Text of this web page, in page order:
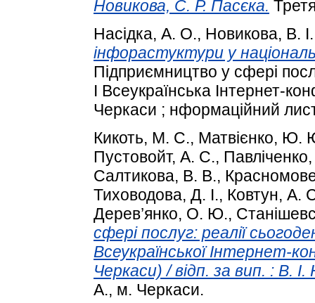
Новикова, С. Р. Пасєка.
Насідка, А. О., Новикова, В. І.
інфорастуктури у
Підприємництво у сфері
І Всеукраїнська Інтернет-
Черкаси ; нформаційний
Кикоть, М. С., Матвієнко, Ю.
Пустовойт, А. С.,
Салтикова, В. В.,
Тиховодова, Д. І., Ковтун, А.
Дерев’янко, О. Ю.,
сфері послуг: реалії
Всеукраїнської Інтернет-
Черкаси) / відп. за вип. : В.
А., м. Черкаси.